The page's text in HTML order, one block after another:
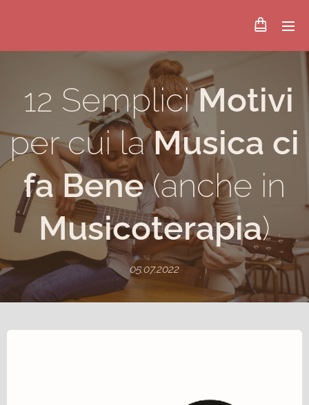
12 SempliciMotivi
per cui laMusica ci
fa Bene(anche in
Musicoterapia)
05.07.2022